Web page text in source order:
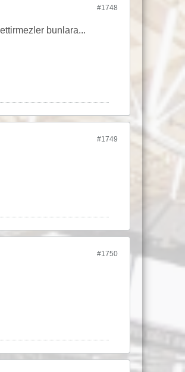
#1748
bunlara...
#1749
#1750